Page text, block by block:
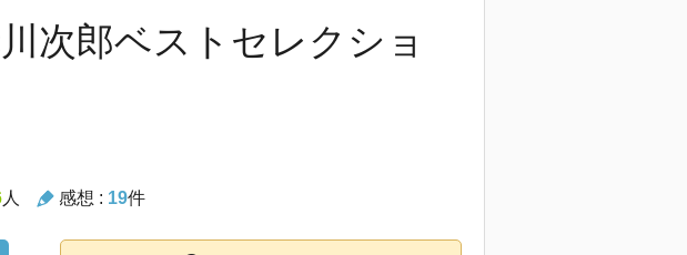
次郎ベストセレクショ
人 感想 : 19件